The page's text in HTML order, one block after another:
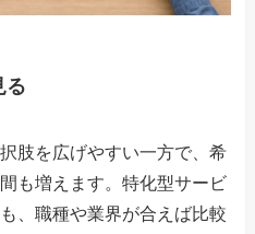
る
肢を広げやすい一方で、希
も増えます。特化型サービ
、職種や業界が合えば比較